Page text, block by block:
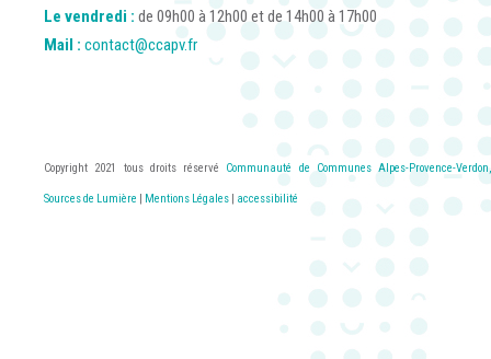
Le vendredi : de 09h00 à 12h00 et de 14h00 à 17h00
Mail : contact@ccapv.fr
Copyright 2021 tous droits réservé Communauté de Communes Alpes-Provence-Verdon,
Sources de Lumière Mentions Légales accessibilité